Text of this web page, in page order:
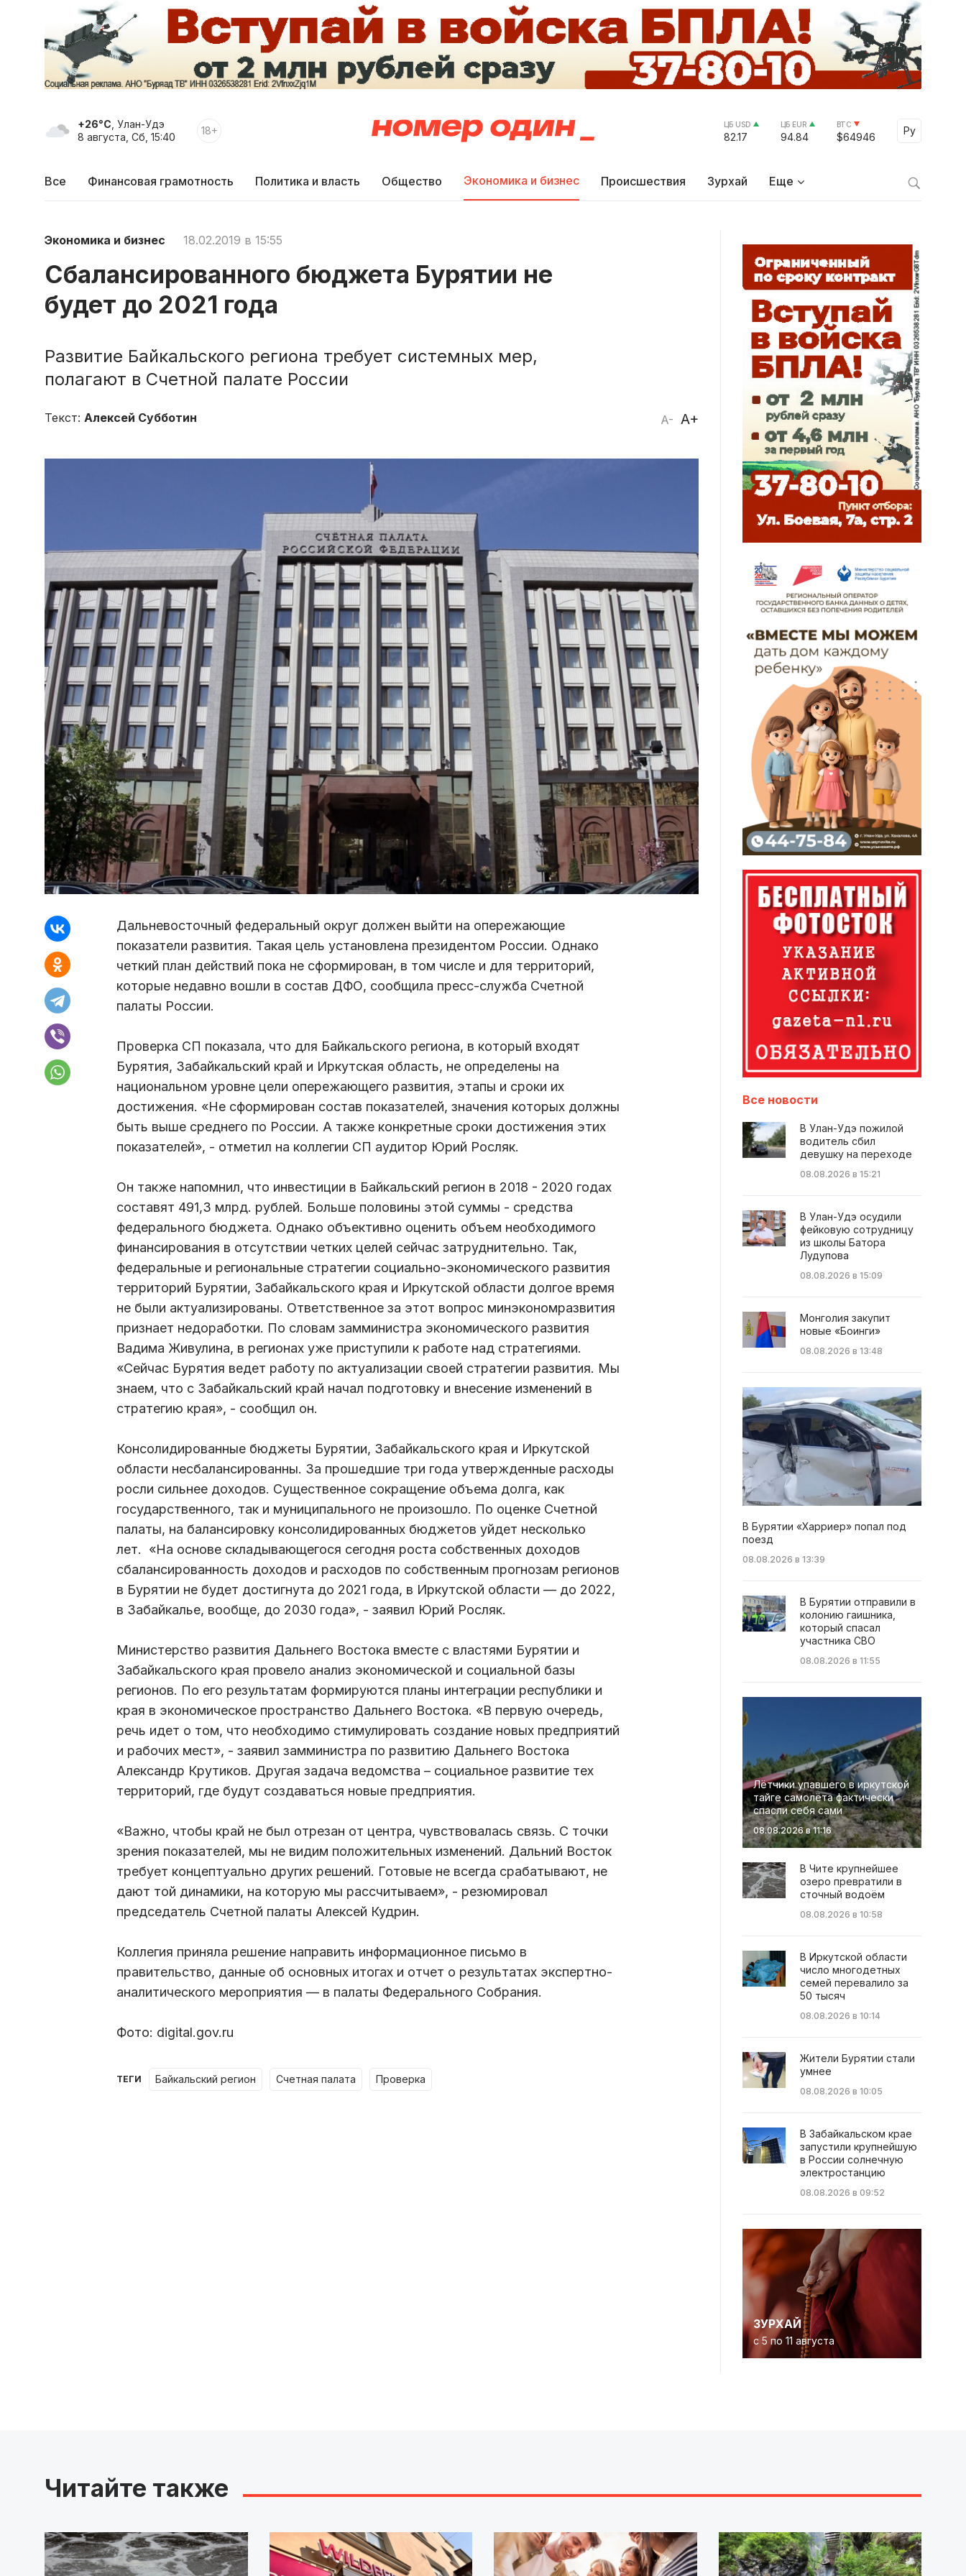
+26°C , Улан-Удэ
8 августа, Сб, 15:40
18+ ЦБ USD
82.17
ЦБ EUR
94.84
BTC
$64946
Ру
Select
Все Финансовая грамотность Политика и власть Общество Экономика и бизнес Происшествия Зурхай Еще
Экономика и бизнес 18.02.2019 в 15:55
Сбалансированного бюджета Бурятии не
будет до 2021 года
Развитие Байкальского региона требует системных мер,
полагают в Счетной палате России
A- A+
Текст: Алексей Субботин
Дальневосточный федеральный округ должен выйти на опережающие
показатели развития. Такая цель установлена президентом России. Однако
четкий план действий пока не сформирован, в том числе и для территорий,
которые недавно вошли в состав ДФО, сообщила пресс-служба Счетной
палаты России.
Проверка СП показала, что для Байкальского региона, в который входят
Бурятия, Забайкальский край и Иркутская область, не определены на
национальном уровне цели опережающего развития, этапы и сроки их
достижения. «Не сформирован состав показателей, значения которых должны
быть выше среднего по России. А также конкретные сроки достижения этих
показателей», - отметил на коллегии СП аудитор Юрий Росляк.
Он также напомнил, что инвестиции в Байкальский регион в 2018 - 2020 годах
составят 491,3 млрд. рублей. Больше половины этой суммы - средства
федерального бюджета. Однако объективно оценить объем необходимого
финансирования в отсутствии четких целей сейчас затруднительно. Так,
федеральные и региональные стратегии социально-экономического развития
территорий Бурятии, Забайкальского края и Иркутской области долгое время
не были актуализированы. Ответственное за этот вопрос минэкономразвития
признает недоработки. По словам замминистра экономического развития
Вадима Живулина, в регионах уже приступили к работе над стратегиями.
«Сейчас Бурятия ведет работу по актуализации своей стратегии развития. Мы
знаем, что с Забайкальский край начал подготовку и внесение изменений в
стратегию края», - сообщил он.
Консолидированные бюджеты Бурятии, Забайкальского края и Иркутской
области несбалансированны. За прошедшие три года утвержденные расходы
росли сильнее доходов. Существенное сокращение объема долга, как
государственного, так и муниципального не произошло. По оценке Счетной
палаты, на балансировку консолидированных бюджетов уйдет несколько
лет. «На основе складывающегося сегодня роста собственных доходов
сбалансированность доходов и расходов по собственным прогнозам регионов
в Бурятии не будет достигнута до 2021 года, в Иркутской области — до 2022,
в Забайкалье, вообще, до 2030 года», - заявил Юрий Росляк.
Министерство развития Дальнего Востока вместе с властями Бурятии и
Забайкальского края провело анализ экономической и социальной базы
регионов. По его результатам формируются планы интеграции республики и
края в экономическое пространство Дальнего Востока. «В первую очередь,
речь идет о том, что необходимо стимулировать создание новых предприятий
и рабочих мест», - заявил замминистра по развитию Дальнего Востока
Александр Крутиков. Другая задача ведомства – социальное развитие тех
территорий, где будут создаваться новые предприятия.
«Важно, чтобы край не был отрезан от центра, чувствовалась связь. С точки
зрения показателей, мы не видим положительных изменений. Дальний Восток
требует концептуально других решений. Готовые не всегда срабатывают, не
дают той динамики, на которую мы рассчитываем», - резюмировал
председатель Счетной палаты Алексей Кудрин.
Коллегия приняла решение направить информационное письмо в
правительство, данные об основных итогах и отчет о результатах экспертно-
аналитического мероприятия — в палаты Федерального Собрания.
Фото: digital.gov.ru
ТЕГИ Байкальский регион Счетная палата проверка
Все новости
В Улан-Удэ пожилой
водитель сбил
девушку на переходе
08.08.2026 в 15:21
В Улан-Удэ осудили
фейковую сотрудницу
из школы Батора
Лудупова
08.08.2026 в 15:09
Монголия закупит
новые «Боинги»
08.08.2026 в 13:48
В Бурятии «Харриер» попал под
поезд
08.08.2026 в 13:39
В Бурятии отправили в
колонию гаишника,
который спасал
участника СВО
08.08.2026 в 11:55
Лётчики упавшего в иркутской
тайге самолёта фактически
спасли себя сами
08.08.2026 в 11:16
В Чите крупнейшее
озеро превратили в
сточный водоём
08.08.2026 в 10:58
В Иркутской области
число многодетных
семей перевалило за
50 тысяч
08.08.2026 в 10:14
Жители Бурятии стали
умнее
08.08.2026 в 10:05
В Забайкальском крае
запустили крупнейшую
в России солнечную
электростанцию
08.08.2026 в 09:52
ЗУРХАЙ
с 5 по 11 августа
Читайте также